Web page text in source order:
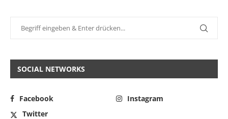
SOCIAL NETWORKS
Facebook
Instagram
Twitter